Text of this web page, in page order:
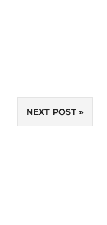
NEXT POST